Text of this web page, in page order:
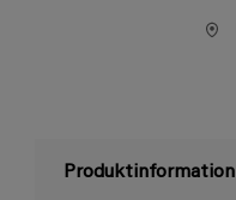
Produktinformation